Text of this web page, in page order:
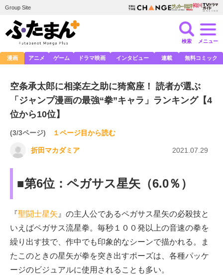
Group Site
検索 メニュー
漫画 アニメ ゲーム ドラマ映画 インタビュー 連載 無料コミック
空条承太郎に相楽左之助に猗窩座！ 読者が選ぶ
「ジャンプ漫画の最強“拳”キャラ」ランキング【4
位から10位】
(3/3ページ) １ページ目から読む
折田マカダミア 2021.07.29
■第6位：ペガサス星矢（6.0％）
『聖闘士星矢 』の主人公であるペガサス星矢の必殺技と
いえばペガサス流星拳。毎秒１００発以上の音速の拳を
繰り出す技で、作中でも印象的なシーンで描かれる。ま
たこのときの星矢が拳を突き出すポーズは、各種パッケ
ージのビジュアルに使用されることも多い。